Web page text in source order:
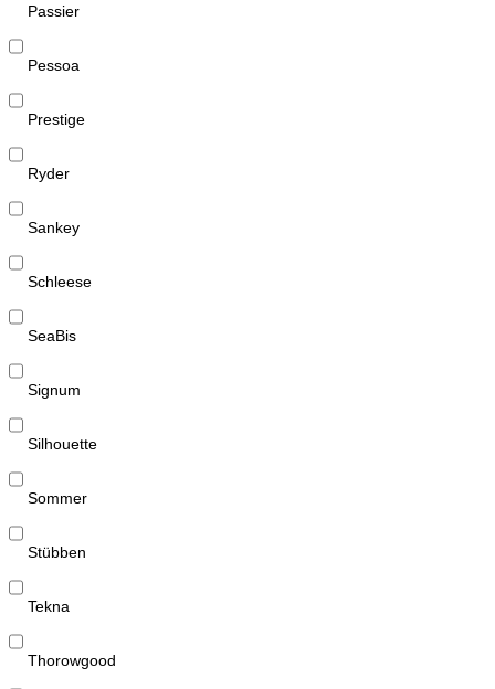
Passier
Pessoa
Prestige
Ryder
Sankey
Schleese
SeaBis
Signum
Silhouette
Sommer
Stübben
Tekna
Thorowgood